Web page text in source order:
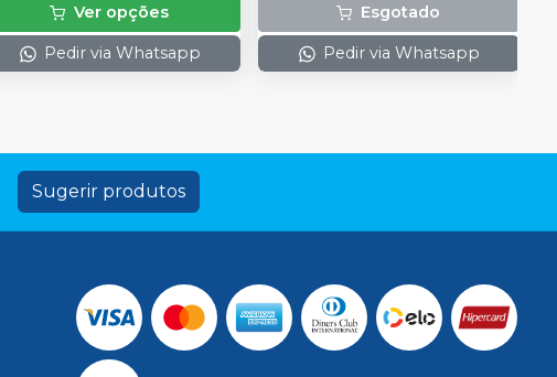
Ver opções
Pedir via Whatsapp
Esgotado
Pedir via Whatsapp
Sugerir produtos